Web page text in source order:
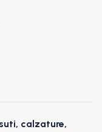
calzature,